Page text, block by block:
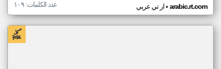
ار تي عربي• arabic.rt.com عدد الكلمات: ١٠٩